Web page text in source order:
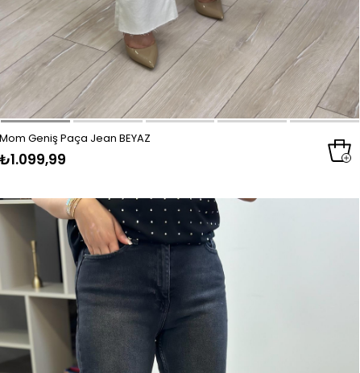
Mom Geniş Paça Jean BEYAZ
₺1.099,99